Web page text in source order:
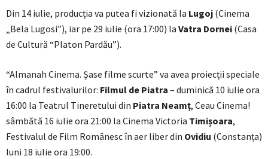
Din 14 iulie, producția va putea fi vizionată la Lugoj (Cinema
„Bela Lugosi”), iar pe 29 iulie (ora 17:00) la Vatra Dornei (Casa
de Cultură “Platon Pardău”).
“Almanah Cinema. Șase filme scurte” va avea proiecții speciale
în cadrul festivalurilor: Filmul de Piatra – duminică 10 iulie ora
16:00 la Teatrul Tineretului din Piatra Neamț, Ceau Cinema!
sâmbătă 16 iulie ora 21:00 la Cinema Victoria Timișoara,
Festivalul de Film Românesc în aer liber din Ovidiu (Constanța)
luni 18 iulie ora 19:00.